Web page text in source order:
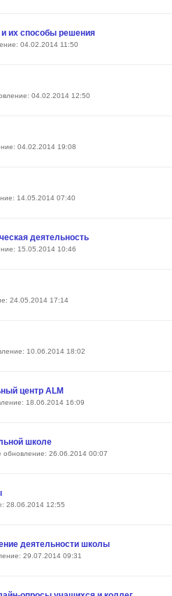
их способы решения
04.02.2014 11:50
04.02.2014 12:50
04.02.2014 19:08
14.05.2014 07:40
деятельность
15.05.2014 10:46
24.05.2014 17:14
10.06.2014 18:02
центр ALM
18.06.2014 16:09
школе
обновление: 26.06.2014 00:07
28.06.2014 12:55
деятельности школы
29.07.2014 09:31